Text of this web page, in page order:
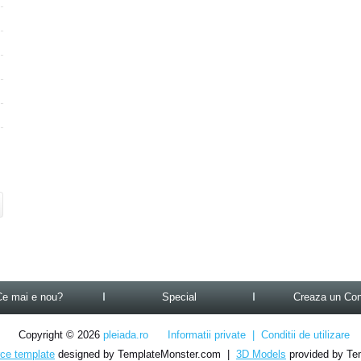
mai e nou? Special Creaza un
Copyright © 2026 pleiada.ro Informatii private| Conditii de utilizare
template designed by TemplateMonster.com | 3D Models provided by